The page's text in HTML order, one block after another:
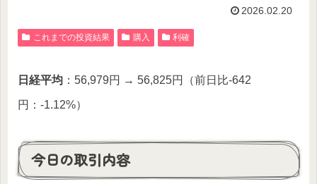
2026.02.20
これまでの投資結果 購入 利確
日経平均 ：56,979円 → 56,825円（前日比-642
円：-1.12%）
今日の取引内容